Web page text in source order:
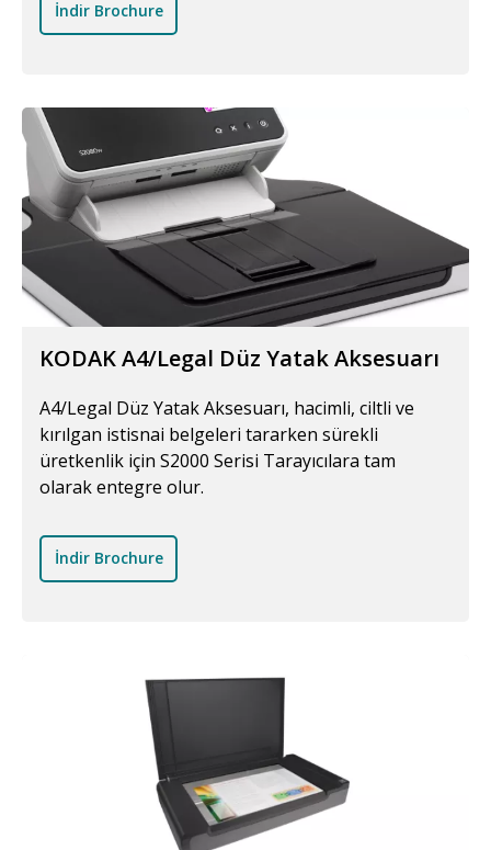
İndir Brochure
KODAK A4/Legal Düz Yatak Aksesuarı
A4/Legal Düz Yatak Aksesuarı, hacimli, ciltli ve
kırılgan istisnai belgeleri tararken sürekli
üretkenlik için S2000 Serisi Tarayıcılara tam
olarak entegre olur.
İndir Brochure